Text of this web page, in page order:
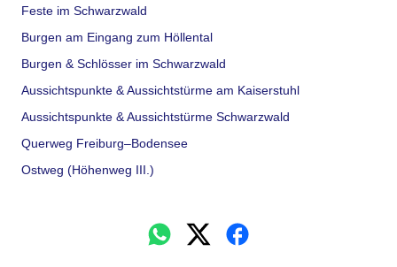
Feste im Schwarzwald
Burgen am Eingang zum Höllental
Burgen & Schlösser im Schwarzwald
Aussichtspunkte & Aussichtstürme am Kaiserstuhl
Aussichtspunkte & Aussichtstürme Schwarzwald
Querweg Freiburg–Bodensee
Ostweg (Höhenweg III.)